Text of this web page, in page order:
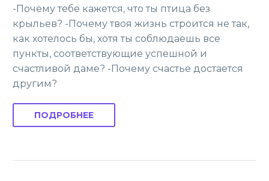
-Почему тебе кажется, что ты птица без
крыльев? -Почему твоя жизнь строится не так,
как хотелось бы, хотя ты соблюдаешь все
пункты, соответствующие успешной и
счастливой даме? -Почему счастье достается
другим?
ПОДРОБНЕЕ